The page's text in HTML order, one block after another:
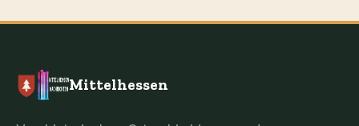
Mittelhessen